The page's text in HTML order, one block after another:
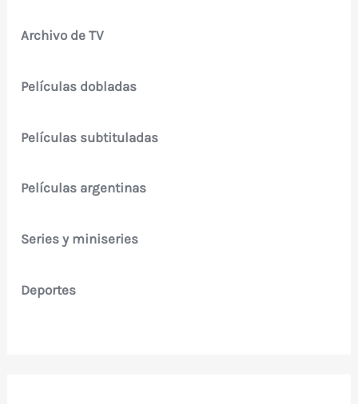
Archivo de TV
Películas dobladas
Películas subtituladas
Películas argentinas
Series y miniseries
Deportes